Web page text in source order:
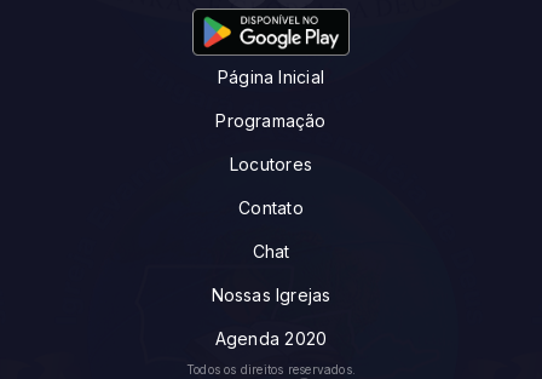
Página Inicial
Programação
Locutores
Contato
Chat
Nossas Igrejas
Agenda 2020
Todos os direitos reservados.